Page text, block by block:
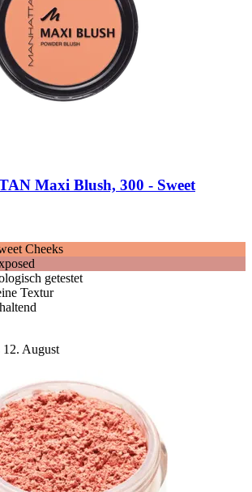
Maxi Blush, 300 -​ Sweet
Cheeks
getestet
Textur
12. August